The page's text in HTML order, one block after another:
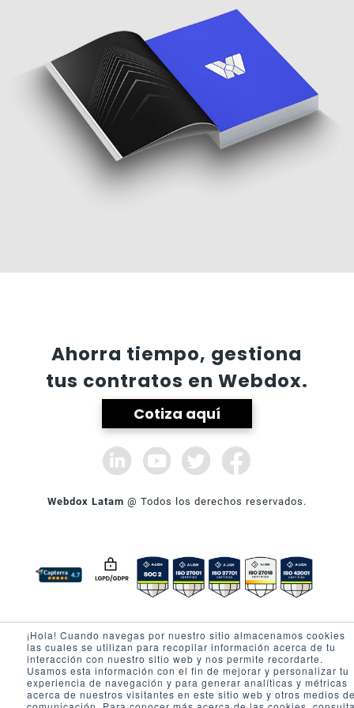
¡Hola! Cuando navegas por nuestro sitio almacenamos cookies
las cuales se utilizan para recopilar información acerca de tu
interacción con nuestro sitio web y nos permite recordarte.
Usamos esta información con el fin de mejorar y personalizar tu
experiencia de navegación y para generar analíticas y métricas
acerca de nuestros visitantes en este sitio web y otros medios
Ahorra tiempo, gestiona
tus contratos en Webdox.
Cotiza aquí
Webdox Latam @ Todos los derechos reservados.
Quienes Somos
Nuestros Partners
Prensa
Firma electrónica
Seguridad
Privacidad Portal